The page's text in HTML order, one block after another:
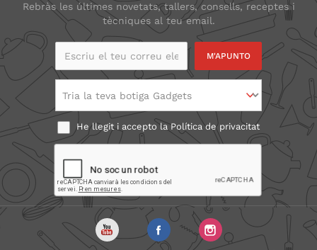
Rebràs les últimes novetats, tallers, consells, receptes i
tècniques al teu email.
Escriu el teu correu
Tria la teva botiga Gadgets
He llegit i accepto laPolítica de privacitat